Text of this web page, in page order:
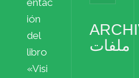
ión
del
libro
«Visi
ملفات